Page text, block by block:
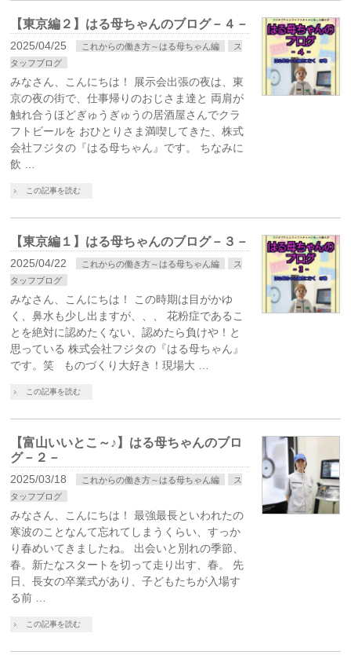
【東京編２】はる母ちゃんのブログ－４－
2025/04/25 これからの働き方～はる母ちゃん編
ス
タッフブログ
みなさん、こんにちは！ 展示会出張の夜は、東
京の夜の街で、仕事帰りのおじさま達と 両肩が
触れ合うほどぎゅうぎゅうの居酒屋さんでクラ
フトビールを おひとりさま満喫してきた、株式
会社フジタの『はる母ちゃん』です。 ちなみに
飲 …
この記事を読む
【東京編１】はる母ちゃんのブログ－３－
2025/04/22 これからの働き方～はる母ちゃん編
ス
タッフブログ
みなさん、こんにちは！ この時期は目がかゆ
く、鼻水も少し出ますが、、、 花粉症であるこ
とを絶対に認めたくない、認めたら負けや！と
思っている 株式会社フジタの『はる母ちゃん』
です。笑 ものづくり大好き！現場大 …
この記事を読む
【富山いいとこ～♪】はる母ちゃんのブロ
グ－２－
2025/03/18 これからの働き方～はる母ちゃん編
ス
タッフブログ
みなさん、こんにちは！ 最強最長といわれたの
寒波のことなんて忘れてしまうくらい、すっか
り春めいてきましたね。 出会いと別れの季節、
春。新たなスタートを切って走り出す、春。 先
日、長女の卒業式があり、子どもたちが入場す
る前 …
この記事を読む